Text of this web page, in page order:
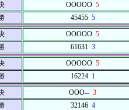
OOOOO 5
454555
OOOOO 5
616313
OOOOO 5
162241
OOO-- 3
321464